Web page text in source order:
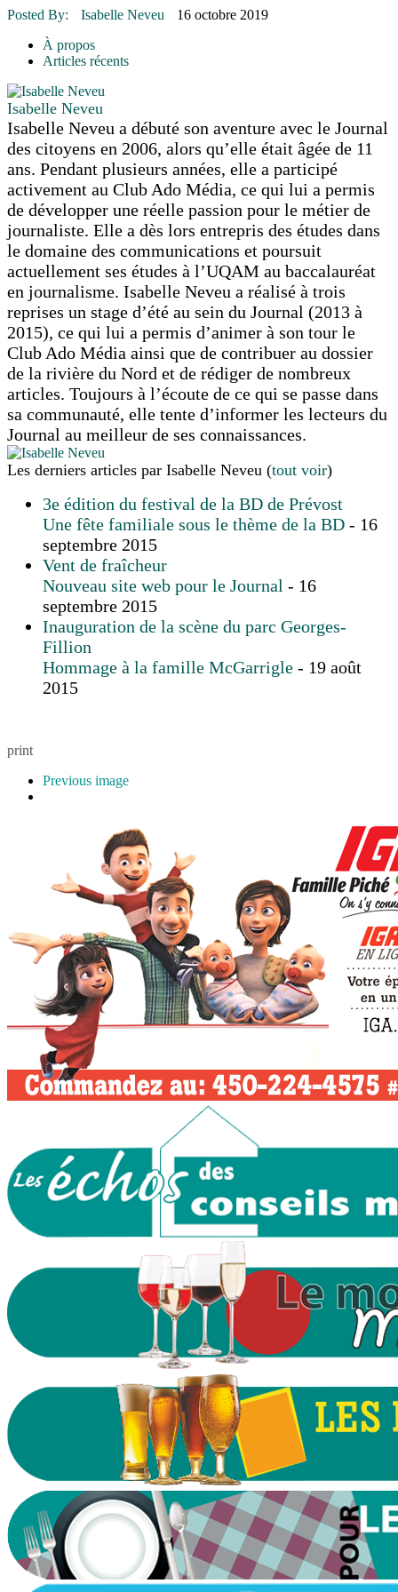
16 juillet 2026 | CULTURE
16 juillet 2026
16 juillet 2026
16 juillet 2026 |
Posted By: Isabelle Neveu
16 octobre 2019
À propos
Articles récents
Isabelle Neveu
Isabelle Neveu a débuté son aventure avec le Journal
des citoyens en 2006, alors qu’elle était âgée de 11
ans. Pendant plusieurs années, elle a participé
activement au Club Ado Média, ce qui lui a permis
de développer une réelle passion pour le métier de
journaliste. Elle a dès lors entrepris des études dans
le domaine des communications et poursuit
actuellement ses études à l’UQAM au baccalauréat
en journalisme. Isabelle Neveu a réalisé à trois
reprises un stage d’été au sein du Journal (2013 à
2015), ce qui lui a permis d’animer à son tour le
Club Ado Média ainsi que de contribuer au dossier
de la rivière du Nord et de rédiger de nombreux
articles. Toujours à l’écoute de ce qui se passe dans
sa communauté, elle tente d’informer les lecteurs du
Journal au meilleur de ses connaissances.
Les derniers articles par Isabelle Neveu (tout voir)
3e édition du festival de la BD de Prévost
Une fête familiale sous le thème de la BD - 16
septembre 2015
Vent de fraîcheur
Nouveau site web pour le Journal - 16
septembre 2015
Inauguration de la scène du parc Georges-
Fillion
Hommage à la famille McGarrigle - 19 août
2015
print
Previous image